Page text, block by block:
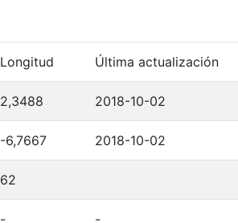
Longitud Última actualización
2,3488 2018-10-02
-6,7667 2018-10-02
62
- -